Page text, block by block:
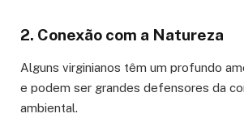
2. Conexão com a Natureza
Alguns virginianos têm um profundo
e podem ser grandes defensores da
ambiental.